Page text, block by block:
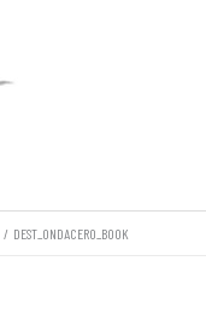
DEST_ONDACERO_BOOK